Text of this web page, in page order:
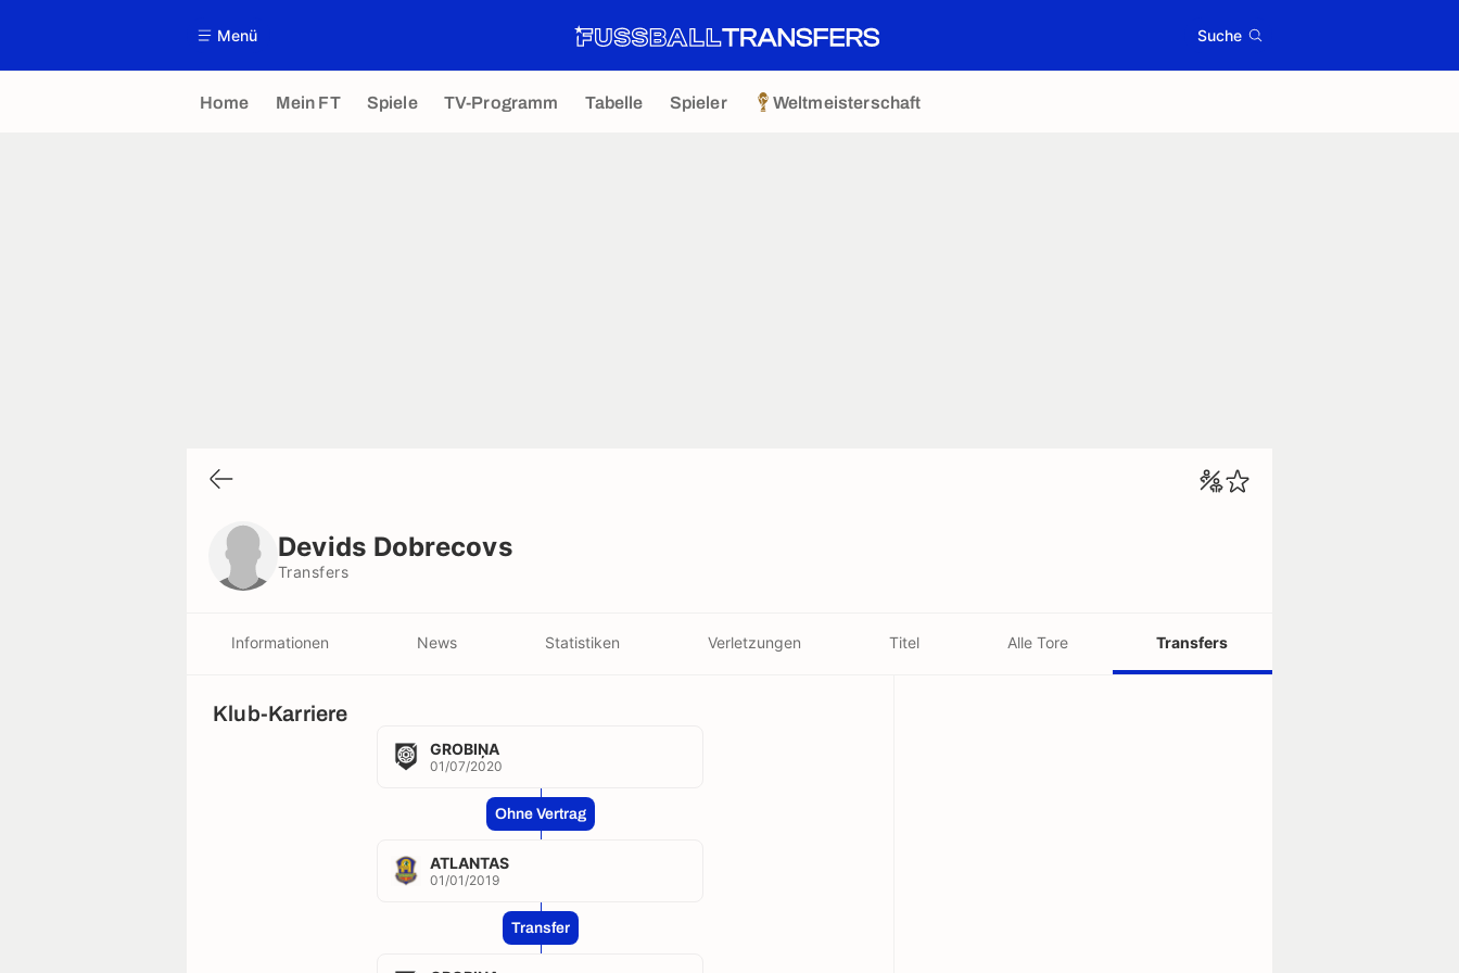
Menü Suche
Home Mein FT Spiele TV-Programm Tabelle Spieler Weltmeisterschaft
Devids Dobrecovs
Transfers
Informationen News Statistiken Verletzungen Titel Alle Tore Transfers
Klub-Karriere
GROBIŅA
01/07/2020
Ohne Vertrag
ATLANTAS
01/01/2019
Transfer